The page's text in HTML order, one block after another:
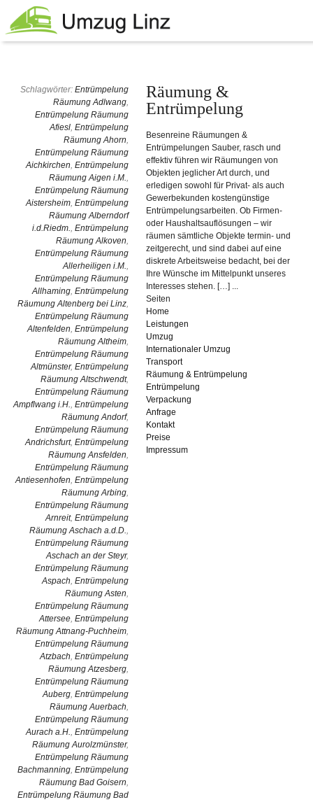
Schlagwörter: Entrümpelung
Räumung Adlwang,
Entrümpelung Räumung
Afiesl, Entrümpelung
Räumung Ahorn,
Entrümpelung Räumung
Aichkirchen, Entrümpelung
Räumung Aigen i.M.,
Entrümpelung Räumung
Aistersheim, Entrümpelung
Räumung Alberndorf
i.d.Riedm., Entrümpelung
Räumung Alkoven,
Entrümpelung Räumung
Allerheiligen i.M.,
Entrümpelung Räumung
Allhaming, Entrümpelung
Räumung Altenberg bei Linz,
Entrümpelung Räumung
Altenfelden, Entrümpelung
Räumung Altheim,
Entrümpelung Räumung
Altmünster, Entrümpelung
Räumung Altschwendt,
Entrümpelung Räumung
Ampflwang i.H., Entrümpelung
Räumung Andorf,
Entrümpelung Räumung
Andrichsfurt, Entrümpelung
Räumung Ansfelden,
Entrümpelung Räumung
Antiesenhofen, Entrümpelung
Räumung Arbing,
Entrümpelung Räumung
Arnreit, Entrümpelung
Räumung Aschach a.d.D.,
Entrümpelung Räumung
Aschach an der Steyr,
Entrümpelung Räumung
Aspach, Entrümpelung
Räumung Asten,
Entrümpelung Räumung
Attersee, Entrümpelung
Räumung Attnang-Puchheim,
Entrümpelung Räumung
Atzbach, Entrümpelung
Räumung Atzesberg,
Entrümpelung Räumung
Auberg, Entrümpelung
Räumung Auerbach,
Entrümpelung Räumung
Aurach a.H., Entrümpelung
Räumung Aurolzmünster,
Entrümpelung Räumung
Bachmanning, Entrümpelung
Räumung Bad Goisern,
Entrümpelung Räumung Bad
Räumung &
Entrümpelung
Besenreine Räumungen &
Entrümpelungen Sauber, rasch und
effektiv führen wir Räumungen von
Objekten jeglicher Art durch, und
erledigen sowohl für Privat- als auch
Gewerbekunden kostengünstige
Entrümpelungsarbeiten. Ob Firmen-
oder Haushaltsauflösungen – wir
räumen sämtliche Objekte termin- und
zeitgerecht, und sind dabei auf eine
diskrete Arbeitsweise bedacht, bei der
Ihre Wünsche im Mittelpunkt unseres
Interesses stehen. […] ...
Seiten
Home
Leistungen
Umzug
Internationaler Umzug
Transport
Räumung & Entrümpelung
Entrümpelung
Verpackung
Anfrage
Kontakt
Preise
Impressum